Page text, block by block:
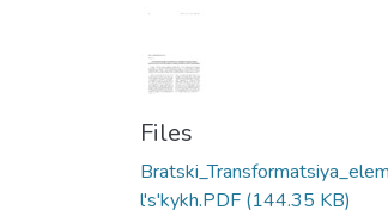
Files
l's'kykh.PDF (144.35 KB)